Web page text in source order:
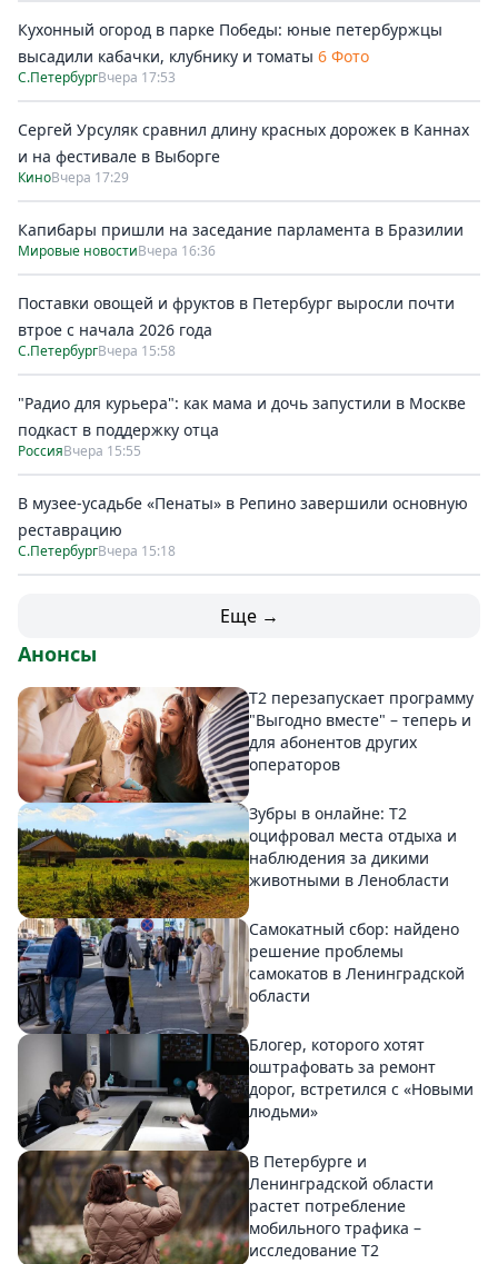
Кухонный огород в парке Победы: юные петербуржцы
высадили кабачки, клубнику и томаты 6 Фото
С.ПетербургВчера 17:53
Сергей Урсуляк сравнил длину красных дорожек в Каннах
и на фестивале в Выборге
КиноВчера 17:29
Капибары пришли на заседание парламента в Бразилии
Мировые новостиВчера 16:36
Поставки овощей и фруктов в Петербург выросли почти
втрое с начала 2026 года
С.ПетербургВчера 15:58
"Радио для курьера": как мама и дочь запустили в Москве
подкаст в поддержку отца
РоссияВчера 15:55
В музее-усадьбе «Пенаты» в Репино завершили основную
реставрацию
С.ПетербургВчера 15:18
Еще →
Анонсы
Т2 перезапускает программу
"Выгодно вместе" – теперь и
для абонентов других
операторов
Зубры в онлайне: Т2
оцифровал места отдыха и
наблюдения за дикими
животными в Ленобласти
Самокатный сбор: найдено
решение проблемы
самокатов в Ленинградской
области
Блогер, которого хотят
оштрафовать за ремонт
дорог, встретился с «Новыми
людьми»
В Петербурге и
Ленинградской области
растет потребление
мобильного трафика –
исследование T2